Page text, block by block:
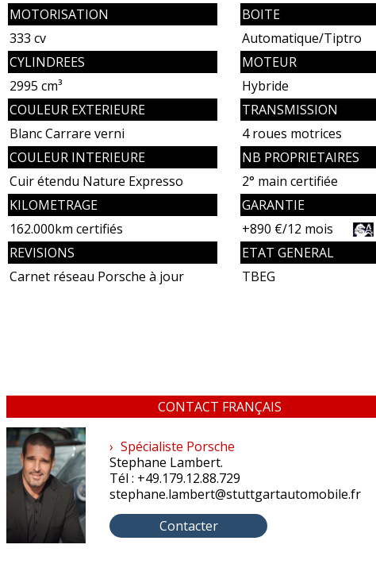
MOTORISATION
333 cv
CYLINDREES
2995 cm³
COULEUR EXTERIEURE
Blanc Carrare verni
COULEUR INTERIEURE
Cuir étendu Nature Expresso
KILOMETRAGE
162.000km certifiés
REVISIONS
Carnet réseau Porsche à jour
CONTACT FRANÇAIS
› Spécialiste Porsche
Stephane Lambert.
Tél : +49.179.12.88.729
stephane.lambert@stuttgartautomobile.fr
BOITE
Automatique/Tiptro
MOTEUR
Hybride
TRANSMISSION
4 roues motrices
NB PROPRIETAIRES
2° main certifiée
GARANTIE
+890 €/12 mois
ETAT GENERAL
TBEG